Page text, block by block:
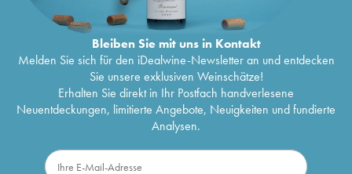
Bleiben Sie mit uns in Kontakt
Melden Sie sich für den iDealwine-Newsletter an und entdecken
Sie unsere exklusiven Weinschätze!
Erhalten Sie direkt in Ihr Postfach handverlesene
Neuentdeckungen, limitierte Angebote, Neuigkeiten und fundierte
Analysen.